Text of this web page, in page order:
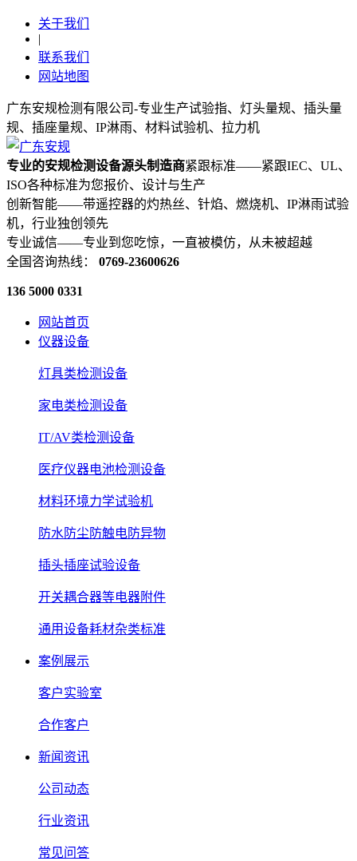
关于我们
|
联系我们
网站地图
广东安规检测有限公司-专业生产试验指、灯头量规、插头量
规、插座量规、IP淋雨、材料试验机、拉力机
专业的安规检测设备源头制造商紧跟标准——紧跟IEC、UL、
ISO各种标准为您报价、设计与生产
创新智能——带遥控器的灼热丝、针焰、燃烧机、IP淋雨试验
机，行业独创领先
专业诚信——专业到您吃惊，一直被模仿，从未被超越
全国咨询热线： 0769-23600626
136 5000 0331
网站首页
仪器设备
灯具类检测设备
家电类检测设备
IT/AV类检测设备
医疗仪器电池检测设备
材料环境力学试验机
防水防尘防触电防异物
插头插座试验设备
开关耦合器等电器附件
通用设备耗材杂类标准
案例展示
客户实验室
合作客户
新闻资讯
公司动态
行业资讯
常见问答